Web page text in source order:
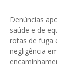
Denúncias
saúde e de
rotas de fuga
negligência